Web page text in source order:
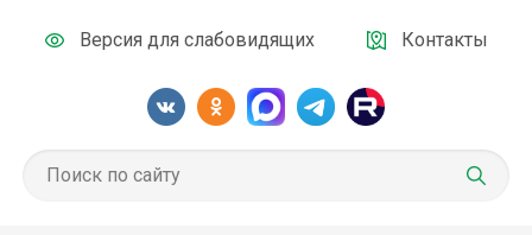
Версия для слабовидящих Контакты